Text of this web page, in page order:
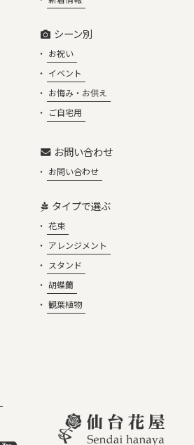
シーン別
お祝い
イベント
お悔み・お供え
ご自宅用
お問い合わせ
お問い合わせ
タイプで選ぶ
花束
アレンジメント
スタンド
胡蝶蘭
観葉植物